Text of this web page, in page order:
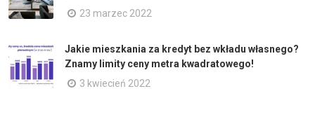
23 marzec 2022
Jakie mieszkania za kredyt bez wkładu własnego?
Znamy limity ceny metra kwadratowego!
3 kwiecień 2022